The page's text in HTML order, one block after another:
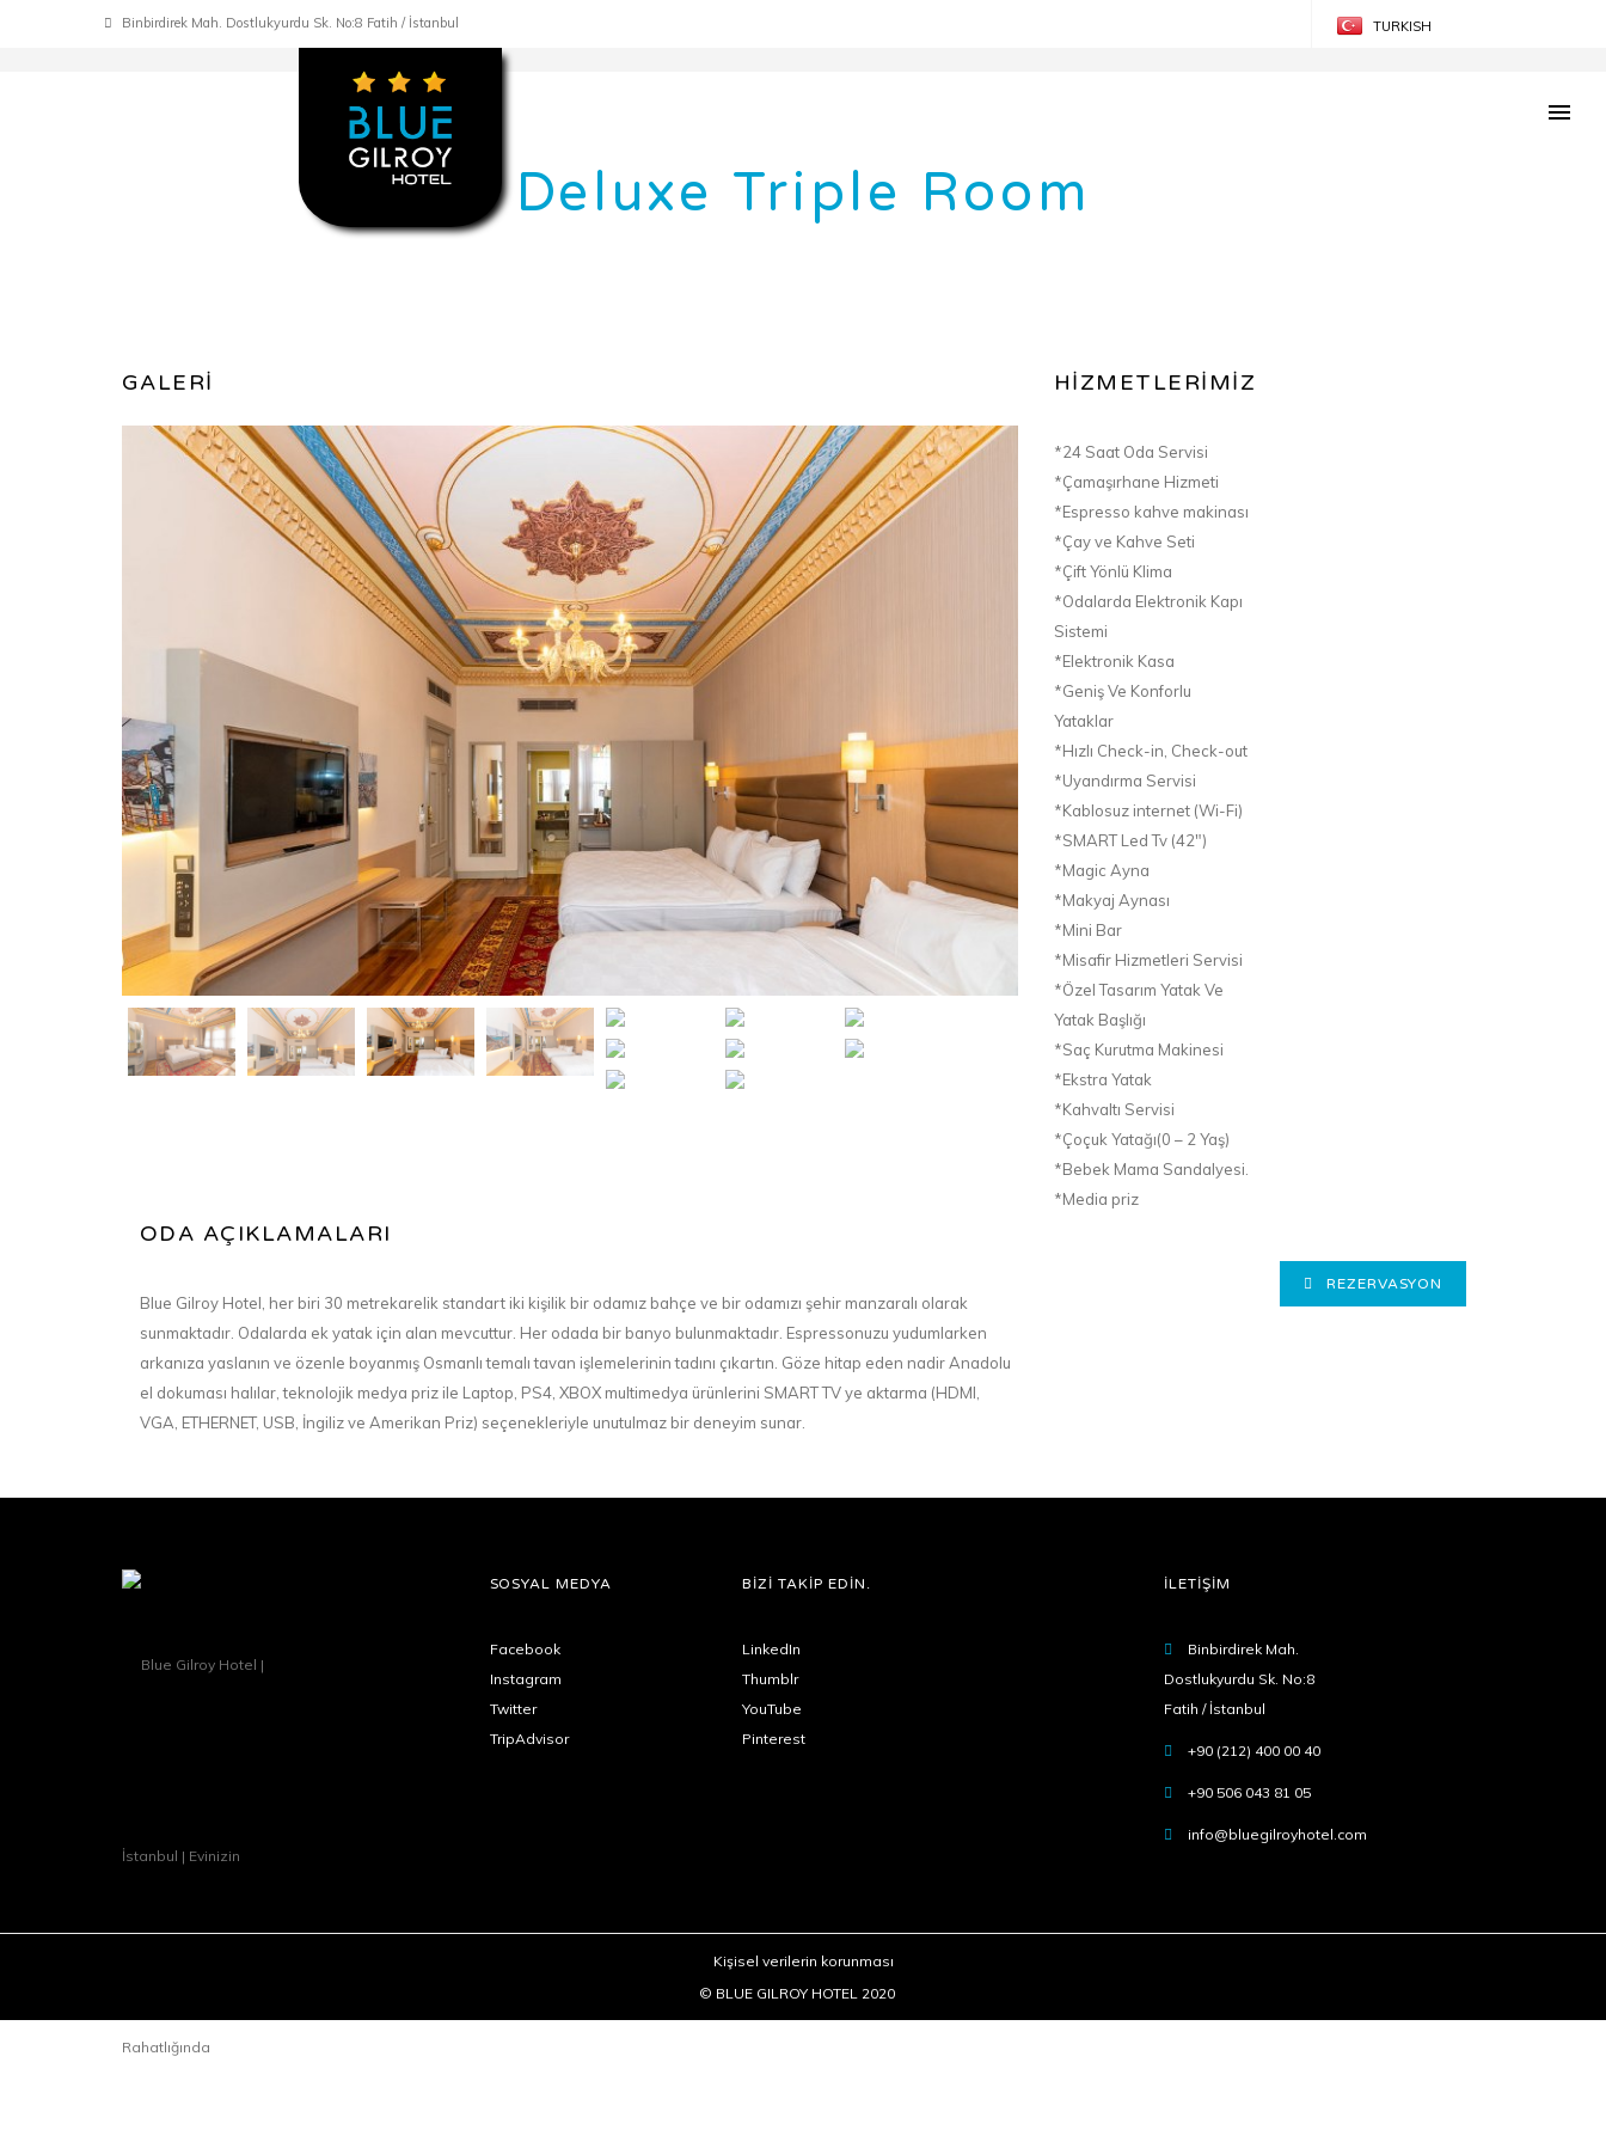
Binbirdirek Mah. Dostlukyurdu Sk. No:8 Fatih / İstanbul TURKISH
Deluxe Triple Room
GALERİ HİZMETLERİMİZ
*24 Saat Oda Servisi
*Çamaşırhane Hizmeti
*Espresso kahve makinası
*Çay ve Kahve Seti
*Çift Yönlü Klima
*Odalarda Elektronik Kapı
Sistemi
*Elektronik Kasa
*Geniş Ve Konforlu
Yataklar
*Hızlı Check-in, Check-out
*Uyandırma Servisi
*Kablosuz internet (Wi-Fi)
*SMART Led Tv (42")
*Magic Ayna
*Makyaj Aynası
*Mini Bar
*Misafir Hizmetleri Servisi
*Özel Tasarım Yatak Ve
Yatak Başlığı
*Saç Kurutma Makinesi
*Ekstra Yatak
*Kahvaltı Servisi
*Çoçuk Yatağı(0 – 2 Yaş)
*Bebek Mama Sandalyesi.
*Media priz
ODA AÇIKLAMALARI
Blue Gilroy Hotel, her biri 30 metrekarelik standart iki kişilik bir odamız bahçe ve bir odamızı şehir manzaralı olarak
sunmaktadır. Odalarda ek yatak için alan mevcuttur. Her odada bir banyo bulunmaktadır. Espressonuzu yudumlarken
arkanıza yaslanın ve özenle boyanmış Osmanlı temalı tavan işlemelerinin tadını çıkartın. Göze hitap eden nadir Anadolu
el dokuması halılar, teknolojik medya priz ile Laptop, PS4, XBOX multimedya ürünlerini SMART TV ye aktarma (HDMI,
VGA, ETHERNET, USB, İngiliz ve Amerikan Priz) seçenekleriyle unutulmaz bir deneyim sunar.
REZERVASYON
SOSYAL MEDYA
Facebook
Instagram
Twitter
TripAdvisor
BİZİ TAKİP EDİN.
LinkedIn
Thumblr
YouTube
Pinterest
İLETİŞİM
Binbirdirek Mah.
Dostlukyurdu Sk. No:8
Fatih / İstanbul
+90 (212) 400 00 40
+90 506 043 81 05
info@bluegilroyhotel.com
Kişisel verilerin korunması
© BLUE GILROY HOTEL 2020